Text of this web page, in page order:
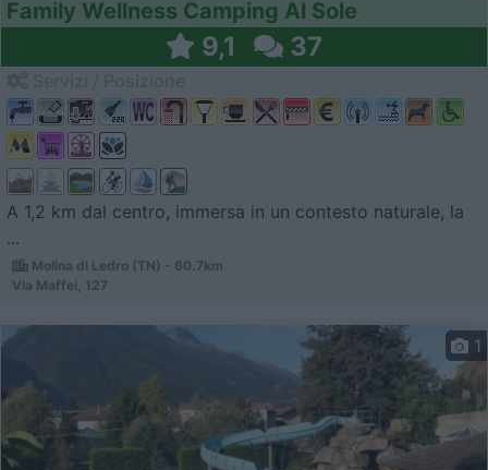
Family Wellness Camping Al Sole
9,1 37
A 1,2 km dal centro, immersa in un contesto naturale, la
...
Molina di Ledro (TN) - 60.7km
Via Maffei, 127
1